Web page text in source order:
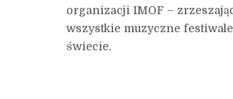
organizacji IMOF –
wszystkie muzyczne
świecie.